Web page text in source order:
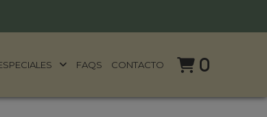
FAQS CONTACTO 0